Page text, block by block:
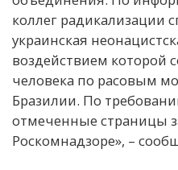
коллег радикализации
украинская
воздействием которой
человека по расовым
Бразилии. По
отмеченные страницы
Роскомнадзоре», –